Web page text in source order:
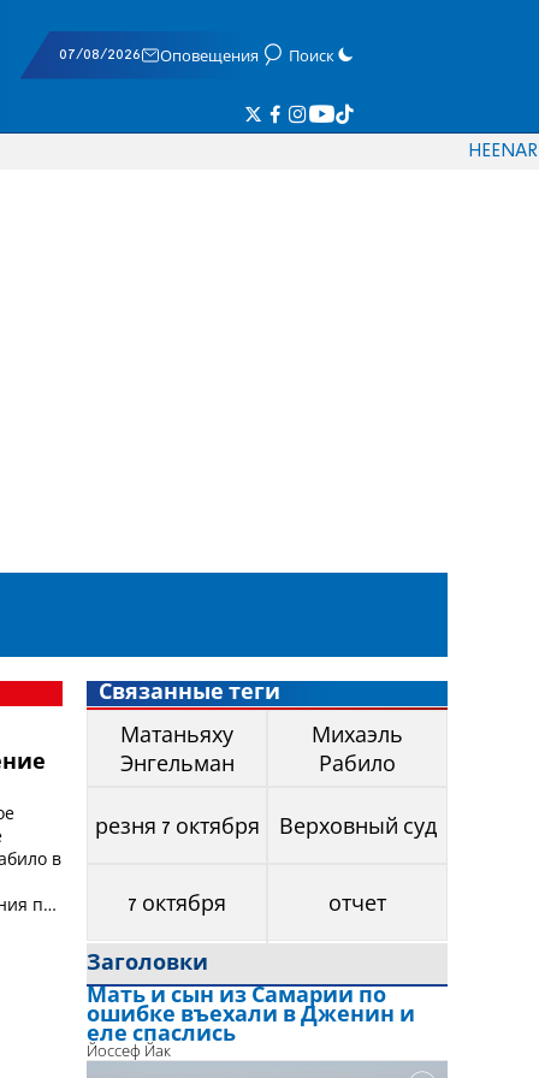
07/08/2026 Оповещения Поиск
HEENAR
в
по
Связанные теги
Матаньяху
Энгельман
Михаэль
Рабило
резня 7 октября Верховный суд
7 октября отчет
Заголовки
Мать и сын из Самарии по
ошибке въехали в Дженин и
еле спаслись
Йоссеф Йак